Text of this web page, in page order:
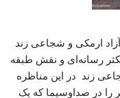
ارمکی و شجاعی زند
رسانه‌ای و نقش طبقه
زند در این مناظره
را در صداوسیما که یک